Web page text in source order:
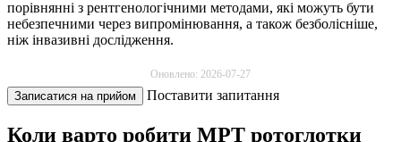
порівнянні з рентгенологічними методами, які можуть бути
небезпечними через випромінювання, а також безболісніше,
ніж інвазивні дослідження.
Оновлено: 2026-07-27
Записатися на прийом Поставити запитання
Коли варто робити МРТ ротоглотки